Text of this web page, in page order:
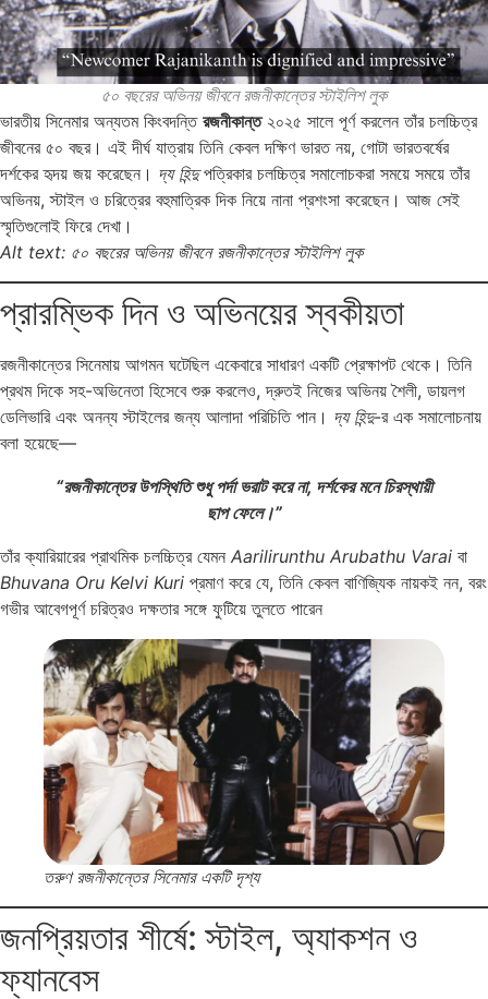
৫০ বছরের অভিনয় জীবনে রজনীকান্তের স্টাইলিশ লুক
ভারতীয় সিনেমার অন্যতম কিংবদন্তি রজনীকান্ত২০২৫ সালে পূর্ণ করলেন তাঁর চলচ্চিত্র
জীবনের ৫০ বছর। এই দীর্ঘ যাত্রায় তিনি কেবল দক্ষিণ ভারত নয়, গোটা ভারতবর্ষের
দর্শকের হৃদয় জয় করেছেন। দ্য হিন্দুপত্রিকার চলচ্চিত্র সমালোচকরা সময়ে সময়ে তাঁর
অভিনয়, স্টাইল ও চরিত্রের বহুমাত্রিক দিক নিয়ে নানা প্রশংসা করেছেন। আজ সেই
স্মৃতিগুলোই ফিরে দেখা।
Alt text: ৫০ বছরের অভিনয় জীবনে রজনীকান্তের স্টাইলিশ লুক
প্রারম্ভিক দিন ও অভিনয়ের স্বকীয়তা
রজনীকান্তের সিনেমায় আগমন ঘটেছিল একেবারে সাধারণ একটি প্রেক্ষাপট থেকে। তিনি
প্রথম দিকে সহ-অভিনেতা হিসেবে শুরু করলেও, দ্রুতই নিজের অভিনয় শৈলী, ডায়লগ
ডেলিভারি এবং অনন্য স্টাইলের জন্য আলাদা পরিচিতি পান। দ্য হিন্দু-র এক সমালোচনায়
বলা হয়েছে—
“রজনীকান্তের উপস্থিতি শুধু পর্দা ভরাট করে না, দর্শকের মনে চিরস্থায়ী
ছাপ ফেলে।”
তাঁর ক্যারিয়ারের প্রাথমিক চলচ্চিত্র যেমন Aarilirunthu Arubathu Varai বা
Bhuvana Oru Kelvi Kuri প্রমাণ করে যে, তিনি কেবল বাণিজ্যিক নায়কই নন, বরং
গভীর আবেগপূর্ণ চরিত্রও দক্ষতার সঙ্গে ফুটিয়ে তুলতে পারেন
তরুণ রজনীকান্তের সিনেমার একটি দৃশ্য
জনপ্রিয়তার শীর্ষে: স্টাইল, অ্যাকশন ও
ফ্যানবেস